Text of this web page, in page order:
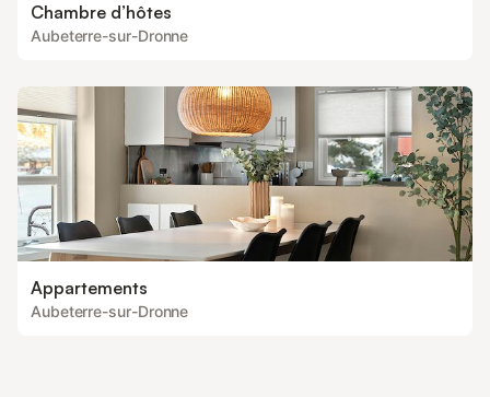
Chambre d’hôtes
Aubeterre-sur-Dronne
Appartements
Aubeterre-sur-Dronne